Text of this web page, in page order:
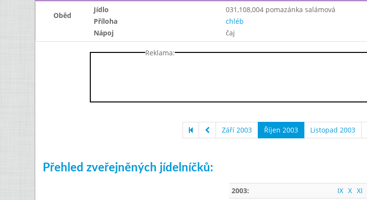
Oběd
Jídlo
031,108,004 pomazánka salámová
Příloha
chléb
Nápoj
čaj
Reklama:
Září 2003 Říjen 2003 Listopad 2003
Přehled zveřejněných jídelníčků:
2003: IX X XI